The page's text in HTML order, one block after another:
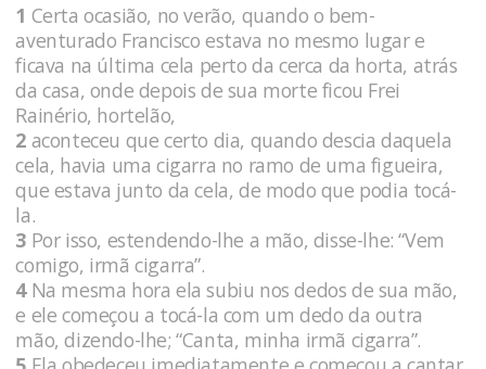
1 Certa ocasião, no verão, quando o bem-
aventurado Francisco estava no mesmo lugar e
ficava na última cela perto da cerca da horta, atrás
da casa, onde depois de sua morte ficou Frei
Rainério, hortelão,
2 aconteceu que certo dia, quando descia daquela
cela, havia uma cigarra no ramo de uma figueira,
que estava junto da cela, de modo que podia tocá-
la.
3 Por isso, estendendo-lhe a mão, disse-lhe: “Vem
comigo, irmã cigarra”.
4Na mesma hora ela subiu nos dedos de sua mão,
e ele começou a tocá-la com um dedo da outra
mão, dizendo-lhe; “Canta, minha irmã cigarra”.